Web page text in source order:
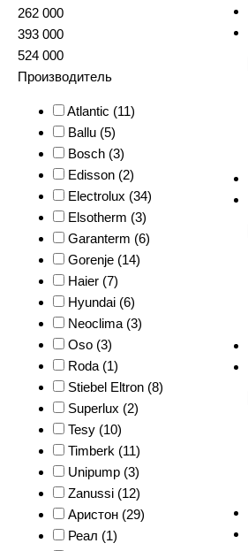
262 000
393 000
524 000
Производитель
Atlantic (11)
Ballu (5)
Bosch (3)
Edisson (2)
Electrolux (34)
Elsotherm (3)
Garanterm (6)
Gorenje (14)
Haier (7)
Hyundai (6)
Neoclima (3)
Oso (3)
Roda (1)
Stiebel Eltron (8)
Superlux (2)
Tesy (10)
Timberk (11)
Unipump (3)
Zanussi (12)
Аристон (29)
Реал (1)